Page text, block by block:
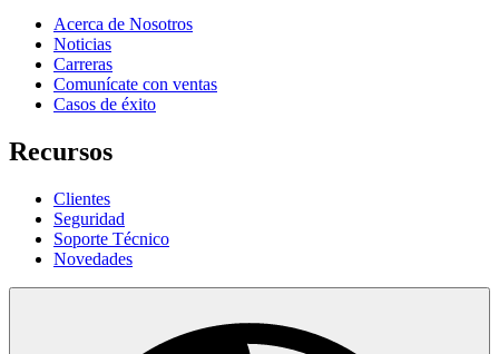
Acerca de Nosotros
Noticias
Carreras
Comunícate con ventas
Casos de éxito
Recursos
Clientes
Seguridad
Soporte Técnico
Novedades